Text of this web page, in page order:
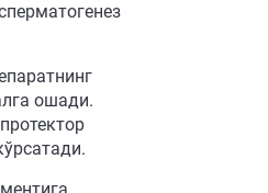
ошади.